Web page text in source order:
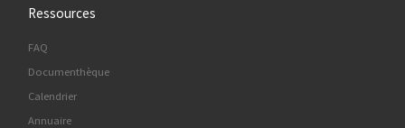
Ressources
FAQ
Documenthèque
Calendrier
Annuaire